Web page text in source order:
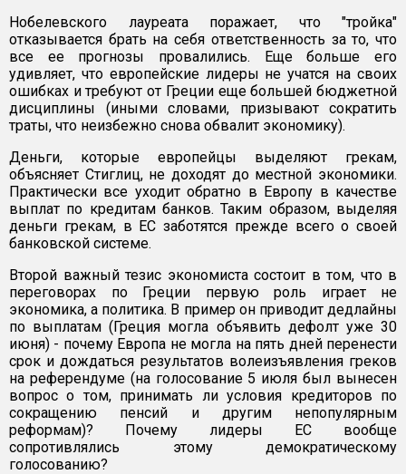
Нобелевского лауреата поражает, что "тройка"
отказывается брать на себя ответственность за то, что
все ее прогнозы провалились. Еще больше его
удивляет, что европейские лидеры не учатся на своих
ошибках и требуют от Греции еще большей бюджетной
дисциплины (иными словами, призывают сократить
траты, что неизбежно снова обвалит экономику).
Деньги, которые европейцы выделяют грекам,
объясняет Стиглиц, не доходят до местной экономики.
Практически все уходит обратно в Европу в качестве
выплат по кредитам банков. Таким образом, выделяя
деньги грекам, в ЕС заботятся прежде всего о своей
банковской системе.
Второй важный тезис экономиста состоит в том, что в
переговорах по Греции первую роль играет не
экономика, а политика. В пример он приводит дедлайны
по выплатам (Греция могла объявить дефолт уже 30
июня) - почему Европа не могла на пять дней перенести
срок и дождаться результатов волеизъявления греков
на референдуме (на голосование 5 июля был вынесен
вопрос о том, принимать ли условия кредиторов по
сокращению пенсий и другим непопулярным
реформам)? Почему лидеры ЕС вообще
сопротивлялись этому демократическому
голосованию?